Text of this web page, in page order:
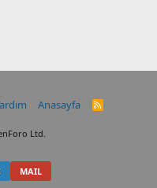
Anasayfa
R
Ltd.
MAIL